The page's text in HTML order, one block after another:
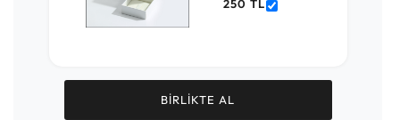
250 TL
BİRLİKTE AL